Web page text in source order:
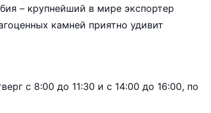
– крупнейший в мире экспортер
камней приятно удивит
с 8:00 до 11:30 и с 14:00 до 16:00, по